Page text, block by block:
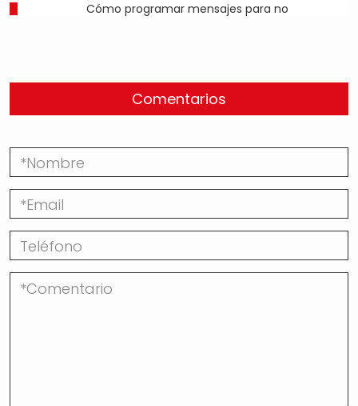
Cómo programar mensajes para no
Comentarios